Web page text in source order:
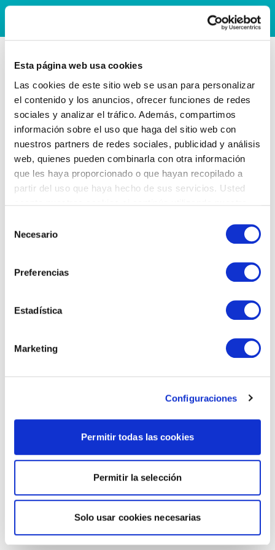
Esta página web usa cookies
Las cookies de este sitio web se usan para personalizar
el contenido y los anuncios, ofrecer funciones de redes
sociales y analizar el tráfico. Además, compartimos
información sobre el uso que haga del sitio web con
nuestros partners de redes sociales, publicidad y análisis
web, quienes pueden combinarla con otra información
que les haya proporcionado o que hayan recopilado a
partir del uso que haya hecho de sus servicios. Usted
Necesario
Preferencias
Estadística
Marketing
Configuraciones
Permitir todas las cookies
Permitir la selección
Solo usar cookies necesarias